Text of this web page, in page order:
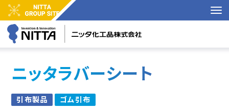
ニッタラバーシート
引布製品 ゴム引布